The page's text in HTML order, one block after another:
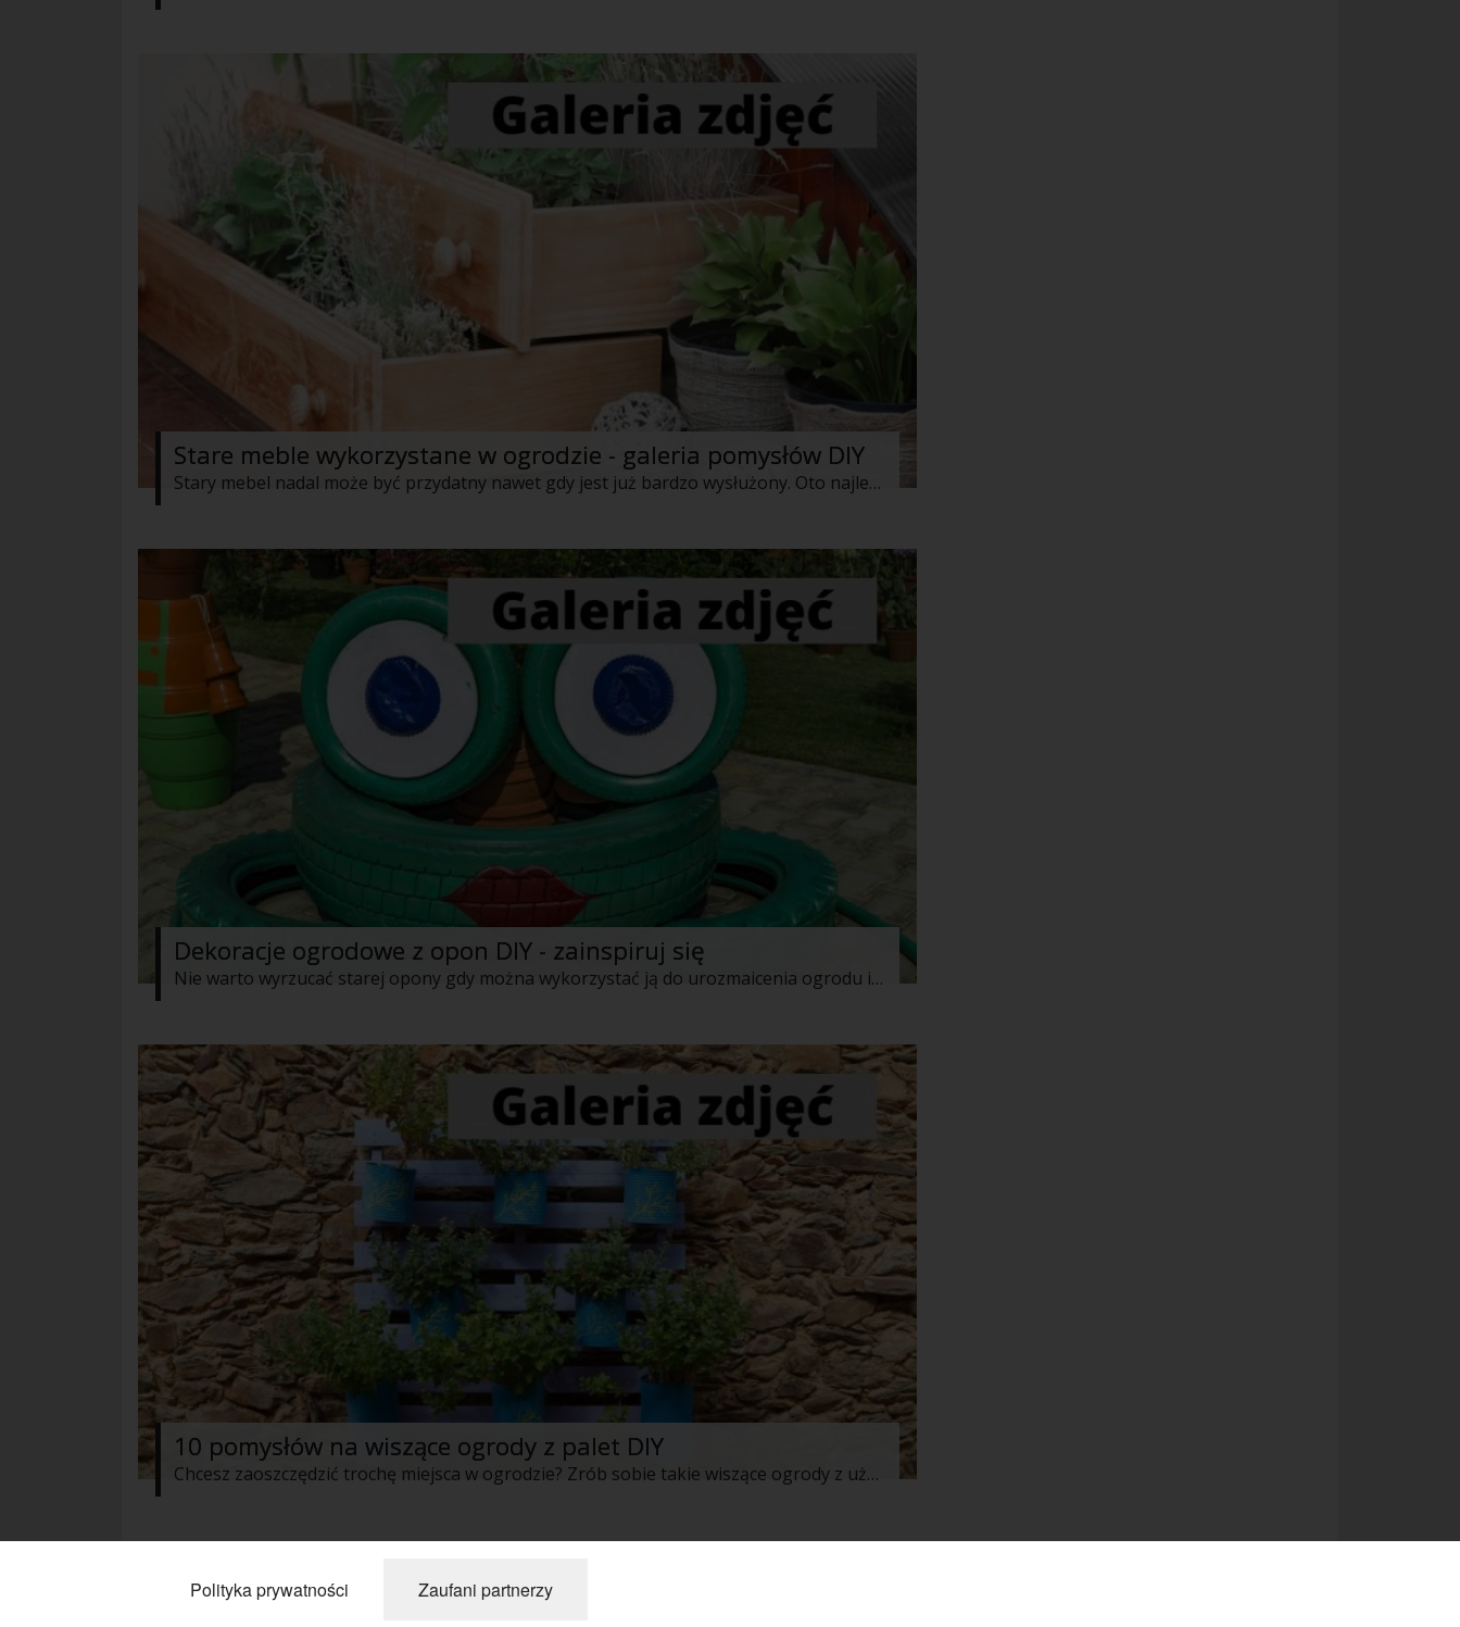
Stare meble wykorzystane w ogrodzie - galeria pomysłów DIY
Stary mebel nadal może być przydatny nawet gdy jest już bardzo wysłużony. Oto najlepsze pomysły na zapewnienie drugiego życia takim meblom w ogrodzie.
Dekoracje ogrodowe z opon DIY - zainspiruj się
Nie warto wyrzucać starej opony gdy można wykorzystać ją do urozmaicenia ogrodu i zadziwienia gości. Przedstawiamy niezwykłe przykłady takich dekoracji.
10 pomysłów na wiszące ogrody z palet DIY
Chcesz zaoszczędzić trochę miejsca w ogrodzie? Zrób sobie takie wiszące ogrody z użyciem niepotrzebnych palet. Genialne pomysły!
Polityka prywatności Zaufani partnerzy